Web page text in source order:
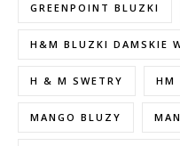
GREENPOINT BLUZKI
H&M BLUZKI DAMSKIE
H & M SWETRY HM
MANGO BLUZY